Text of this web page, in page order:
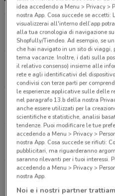
Via Tiburtina Km20.5
5.6 km
CHIUSO
Via Niccodemi 99 Roma
15.4 km
Via Casale Redicicoli
15.5 km
CHIUSO
Via Alberto Lionello
15.7 km
CHIUSO
Piazza Talenti 15 Roma
idea accedendo a Menu > Privacy >
nostra App. Cosa succede se accetti:
visualizzerai all'interno dell’app
alla tua cronologia di navigazione
Shopfully/Tiendeo. Ad esempio, se
che hai navigato in un sito di viaggi,
tema vacanze. Inoltre, i dati sulla
il relativo consenso) insieme alle
rete e agli identificativi del
condivisi con terze parti per
le esperienze applicative sulle delle
nel paragrafo 13.b della nostra
anche essere utilizzati per la
scientifiche e statistiche, analisi
tendenze. Puoi modificare le tue
accedendo a Menu > Privacy >
nostra App. Cosa succede se rifiuti:
pubblicitari, ma riguarderanno
saranno rilevanti per i tuoi interessi.
accedendo a Menu > Privacy >
nostra App.
Noi e i nostri partner